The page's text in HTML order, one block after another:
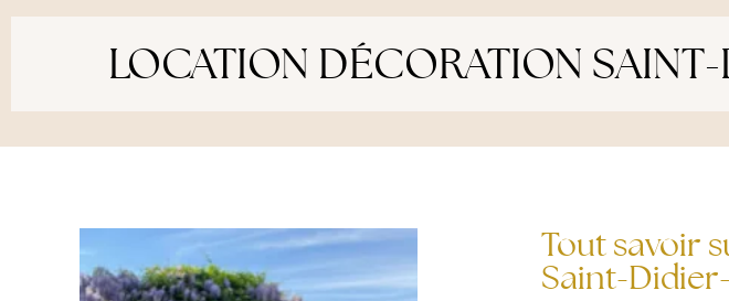
LOCATION DÉCORATION
Tout savoir
Saint-